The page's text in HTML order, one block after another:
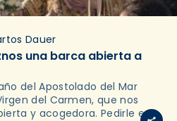
Dauer
una barca abierta a
del Apostolado del Mar
del Carmen, que nos
y acogedora. Pedirle esto